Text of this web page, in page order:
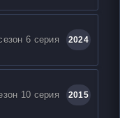
6 серия 2024
10 серия 2015